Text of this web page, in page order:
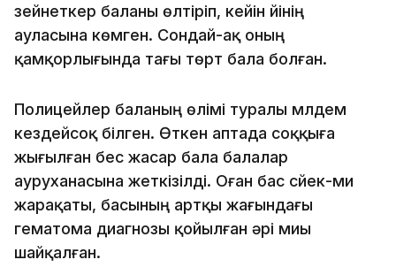
зейнеткер баланы өлтіріп, кейін үйінің
ауласына көмген. Сондай-ақ оның
қамқорлығында тағы төрт бала болған.
Полицейлер баланың өлімі туралы мүлдем
кездейсоқ білген. Өткен аптада соққыға
жығылған бес жасар бала балалар
ауруханасына жеткізілді. Оған бас сүйек-ми
жарақаты, басының артқы жағындағы
гематома диагнозы қойылған әрі миы
шайқалған.